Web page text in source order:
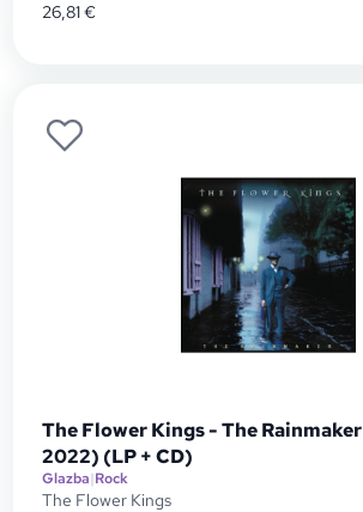
26,81€
The Flower Kings - The
2022) (LP + CD)
Glazba|Rock
The Flower Kings